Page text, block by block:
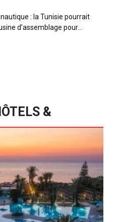
: la Tunisie pourrait
d’assemblage pour...
&